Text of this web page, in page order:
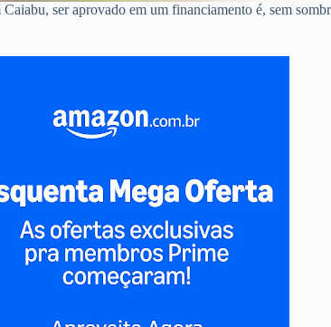
ser aprovado em um financiamento é, sem